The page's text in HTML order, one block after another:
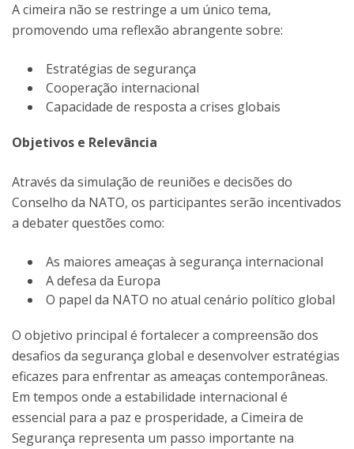
A cimeira não se restringe a um único tema,
promovendo uma reflexão abrangente sobre:
Estratégias de segurança
Cooperação internacional
Capacidade de resposta a crises globais
Objetivos e Relevância
Através da simulação de reuniões e decisões do
Conselho da NATO, os participantes serão incentivados
a debater questões como:
As maiores ameaças à segurança internacional
A defesa da Europa
O papel da NATO no atual cenário político global
O objetivo principal é fortalecer a compreensão dos
desafios da segurança global e desenvolver estratégias
eficazes para enfrentar as ameaças contemporâneas.
Em tempos onde a estabilidade internacional é
essencial para a paz e prosperidade, a Cimeira de
Segurança representa um passo importante na